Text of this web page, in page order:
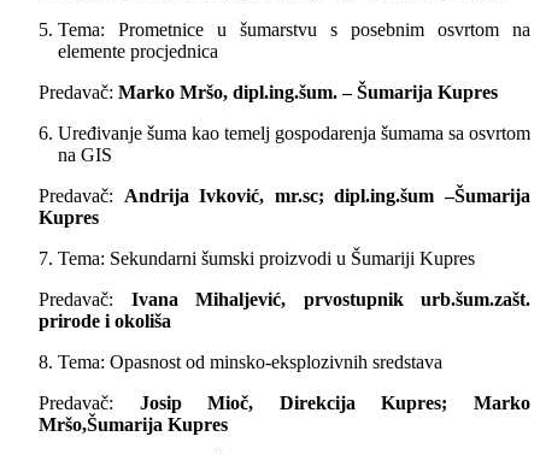
Tema: Prometnice u šumarstvu s posebnim osvrtom na
elemente procjednica
Predavač: Marko Mršo, dipl.ing.šum. – Šumarija Kupres
Uređivanje šuma kao temelj gospodarenja šumama sa osvrtom
na GIS
Predavač: Andrija Ivković, mr.sc; dipl.ing.šum –Šumarija
Kupres
Tema: Sekundarni šumski proizvodi u Šumariji Kupres
Predavač: Ivana Mihaljević, prvostupnik urb.šum.zašt.
prirode i okoliša
Tema: Opasnost od minsko-eksplozivnih sredstava
Predavač: Josip Mioč, Direkcija Kupres; Marko
Mršo,Šumarija Kupres